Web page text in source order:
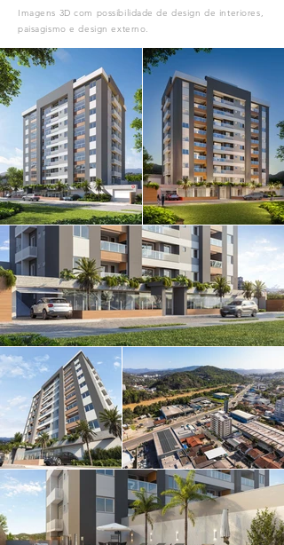
Imagens 3D com possibilidade de design de interiores,
paisagismo e design externo.